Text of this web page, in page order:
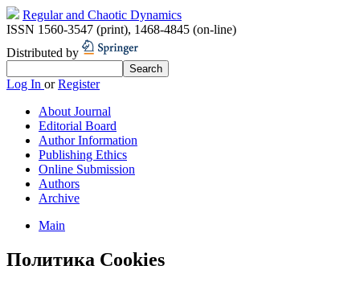
Regular and Chaotic Dynamics
ISSN 1560-3547 (print), 1468-4845 (on-line)
Distributed by
Log In orRegister
About Journal
Editorial Board
Author Information
Publishing Ethics
Online Submission
Authors
Archive
Main
Политика Cookies